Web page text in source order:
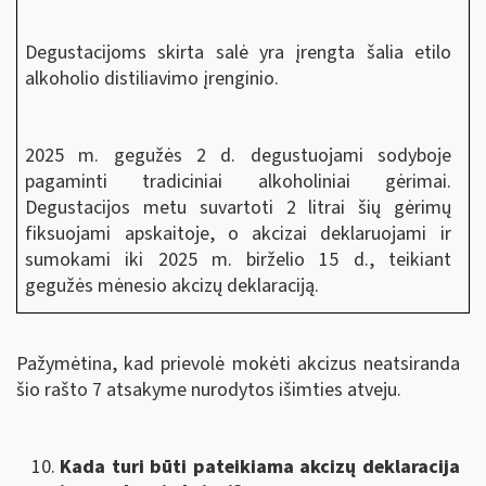
Degustacijoms skirta salė yra įrengta šalia etilo
alkoholio distiliavimo įrenginio.
2025 m. gegužės 2 d. degustuojami sodyboje
pagaminti tradiciniai alkoholiniai gėrimai.
Degustacijos metu suvartoti 2 litrai šių gėrimų
fiksuojami apskaitoje, o akcizai deklaruojami ir
sumokami iki 2025 m. birželio 15 d., teikiant
gegužės mėnesio akcizų deklaraciją.
Pažymėtina, kad prievolė mokėti akcizus neatsiranda
šio rašto 7 atsakyme nurodytos išimties atveju.
Kada turi būti pateikiama akcizų deklaracija